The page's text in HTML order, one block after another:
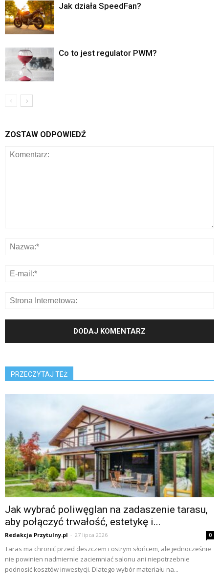
Jak działa SpeedFan?
Co to jest regulator PWM?
ZOSTAW ODPOWIEDŹ
PRZECZYTAJ TEŻ
Jak wybrać poliwęglan na zadaszenie tarasu,
aby połączyć trwałość, estetykę i...
Redakcja Przytulny.pl - 27 lipca 2026 0
Taras ma chronić przed deszczem i ostrym słońcem, ale jednocześnie
nie powinien nadmiernie zaciemniać salonu ani niepotrzebnie
podnosić kosztów inwestycji. Dlatego wybór materiału na...